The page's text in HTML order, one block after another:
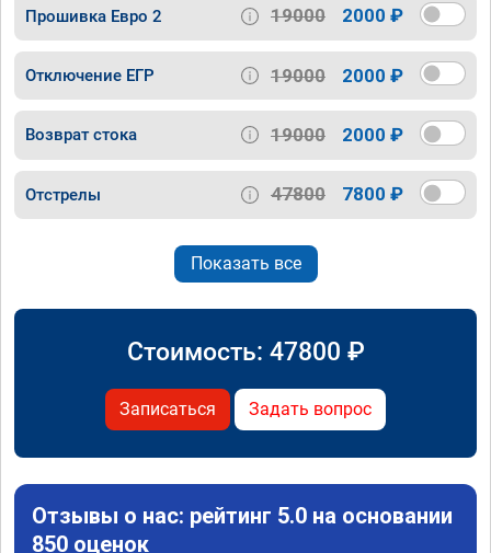
Прошивка Евро 2 19000 2000 ₽
Отключение ЕГР 19000 2000 ₽
Возврат стока 19000 2000 ₽
Отстрелы 47800 7800 ₽
Показать все
Стоимость: 47800 ₽
Записаться Задать вопрос
Отзывы о нас: рейтинг 5.0 на основании
850 оценок